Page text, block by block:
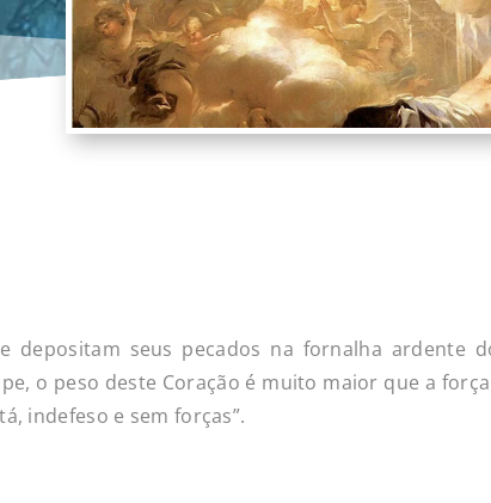
depositam seus pecados na fornalha ardente
o peso deste Coração é muito maior que a
indefeso e sem forças”.